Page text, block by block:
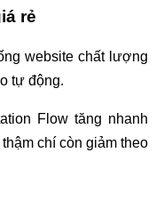
rẻ
website chất lượng
tự động.
Flow tăng nhanh
chí còn giảm theo